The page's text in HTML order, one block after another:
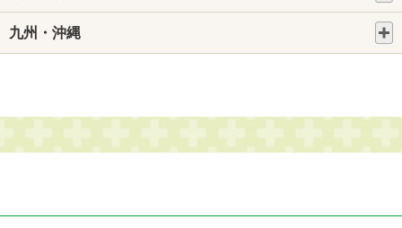
九州・沖縄